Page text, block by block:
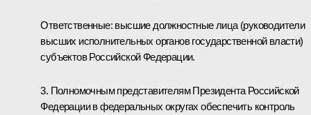
Ответственные: высшие должностные лица (руководители
высших исполнительных органов государственной власти)
субъектов Российской Федерации.
3. Полномочным представителям Президента Российской
Федерации в федеральных округах обеспечить контроль